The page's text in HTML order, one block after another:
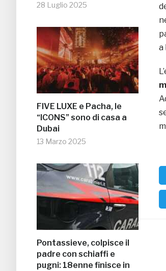
28 Luglio 2025
FIVE LUXE e Pacha, le
“ICONS” sono di casa a
Dubai
13 Marzo 2025
Pontassieve, colpisce il
padre con schiaffi e
pugni: 18enne finisce in
a